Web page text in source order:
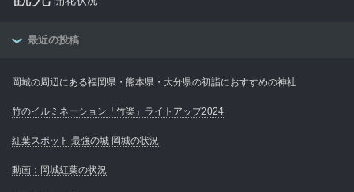
最近の投稿
岡城の周辺にある福岡県・熊本県・大分県の初詣におすすめの神社
竹のイルミネーション「竹楽」ライトアップ2024
紅葉スポット 最強の城 岡城の状況
動画：岡城紅葉の状況